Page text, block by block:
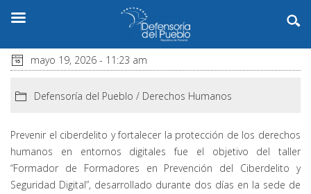
mayo 19, 2026 - 11:23 am
Defensoría del Pueblo / Derechos Humanos
Prevenir el ciberdelito y fortalecer la protección de los derechos
humanos en entornos digitales fue el objetivo del taller
“Formador de Formadores en Prevención del Ciberdelito y
Seguridad Digital”, desarrollado durante dos días en la sede de